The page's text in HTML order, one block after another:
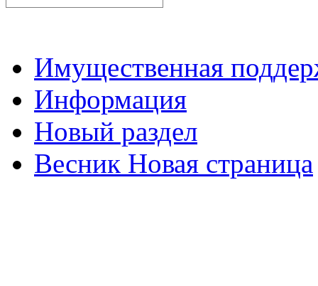
Имущественная
Информация
Новый раздел
Весник Новая страница